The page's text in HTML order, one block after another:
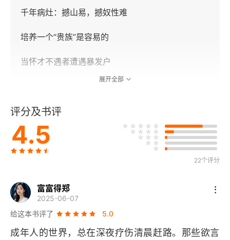
千年病灶：撼山易，撼奴性难
培养一个“贵族”是容易的
当怀才不遇者遭遇暴发户
真话的尴尬处境
报复的尺度
平凡的地位
中国父母与孩子
当今中国青年阶层分析
展开全部
评分及书评
4.5
22个评分
富富得郑
2025-06-07
给这本书评了
5.0
成年人的世界，总在深夜疗伤清晨赶路。那些欲言